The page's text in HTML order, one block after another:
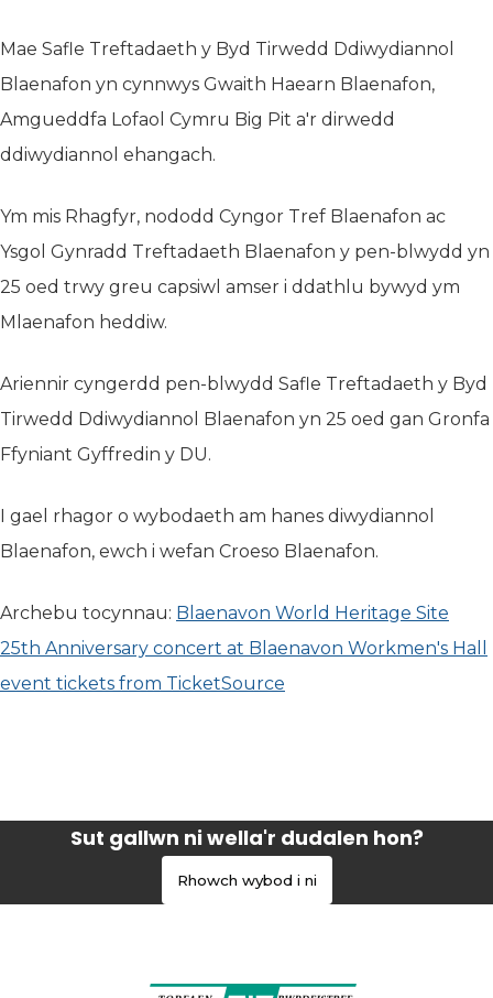
Mae Safle Treftadaeth y Byd Tirwedd Ddiwydiannol
Blaenafon yn cynnwys Gwaith Haearn Blaenafon,
Amgueddfa Lofaol Cymru Big Pit a'r dirwedd
ddiwydiannol ehangach.
Ym mis Rhagfyr, nododd Cyngor Tref Blaenafon ac
Ysgol Gynradd Treftadaeth Blaenafon y pen-blwydd yn
25 oed trwy greu capsiwl amser i ddathlu bywyd ym
Mlaenafon heddiw.
Ariennir cyngerdd pen-blwydd Safle Treftadaeth y Byd
Tirwedd Ddiwydiannol Blaenafon yn 25 oed gan Gronfa
Ffyniant Gyffredin y DU.
I gael rhagor o wybodaeth am hanes diwydiannol
Blaenafon, ewch i wefan Croeso Blaenafon.
Archebu tocynnau: Blaenavon World Heritage Site
25th Anniversary concert at Blaenavon Workmen's Hall
event tickets from TicketSource
Sut gallwn ni wella'r dudalen hon?
Rhowch wybod i ni